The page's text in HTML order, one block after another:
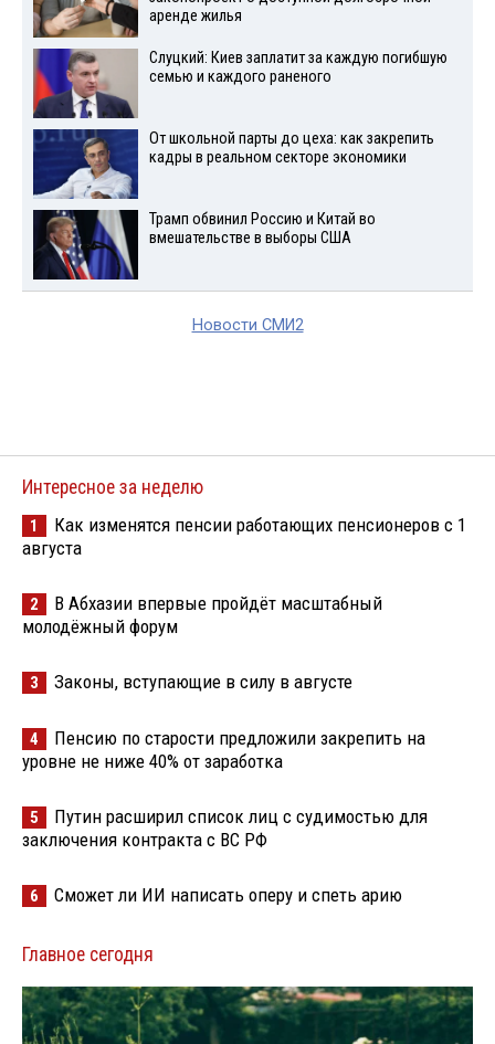
аренде жилья
Слуцкий: Киев заплатит за каждую погибшую
семью и каждого раненого
От школьной парты до цеха: как закрепить
кадры в реальном секторе экономики
Трамп обвинил Россию и Китай во
вмешательстве в выборы США
Новости СМИ2
Интересное за неделю
1
Как изменятся пенсии работающих пенсионеров с 1
августа
2
В Абхазии впервые пройдёт масштабный
молодёжный форум
3 Законы, вступающие в силу в августе
4
Пенсию по старости предложили закрепить на
уровне не ниже 40% от заработка
5
Путин расширил список лиц с судимостью для
заключения контракта с ВС РФ
6 Сможет ли ИИ написать оперу и спеть арию
Главное сегодня